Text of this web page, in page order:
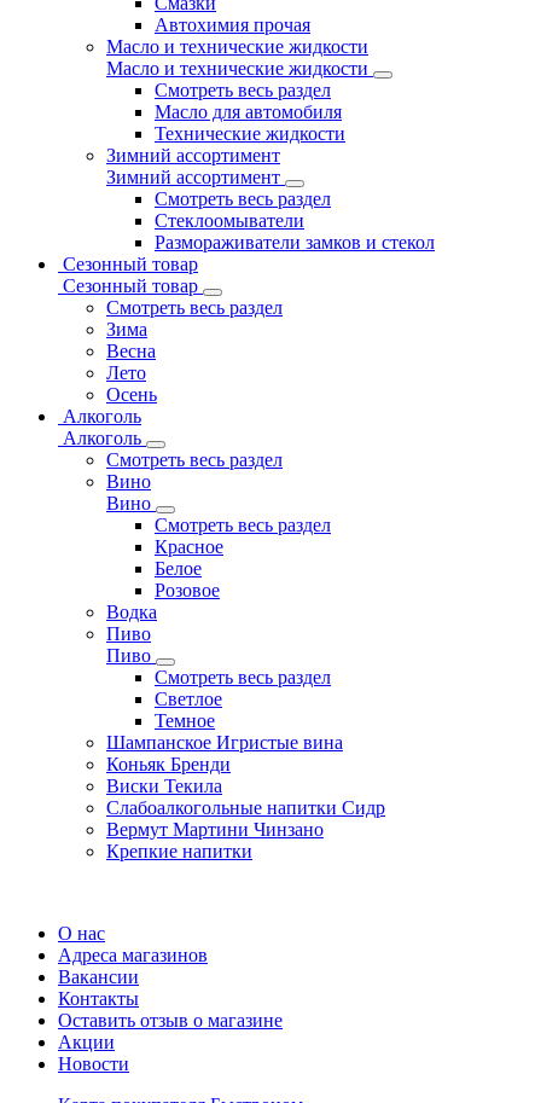
Автохимия прочая
Масло и технические жидкости
Масло и технические жидкости
Смотреть весь раздел
Масло для автомобиля
Технические жидкости
Зимний ассортимент
Зимний ассортимент
Смотреть весь раздел
Стеклоомыватели
Размораживатели замков и стекол
Сезонный товар
Сезонный товар
Смотреть весь раздел
Зима
Весна
Лето
Осень
Алкоголь
Алкоголь
Смотреть весь раздел
Вино
Вино
Смотреть весь раздел
Красное
Белое
Розовое
Водка
Пиво
Пиво
Смотреть весь раздел
Cветлое
Темное
Шампанское Игристые вина
Коньяк Бренди
Виски Текила
Слабоалкогольные напитки Сидр
Вермут Мартини Чинзано
Крепкие напитки
О нас
Адреса магазинов
Вакансии
Контакты
Оставить отзыв о магазине
Акции
Новости